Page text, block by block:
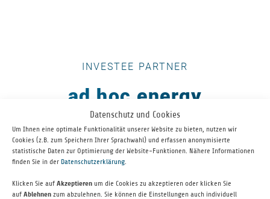
Datenschutz und Cookies
Um Ihnen eine optimale Funktionalität unserer Website zu bieten, nutzen wir
Cookies (z.B. zum Speichern Ihrer Sprachwahl) und erfassen anonymisierte
statistische Daten zur Optimierung der Website-Funktionen. Nähere Informationen
finden Sie in der Datenschutzerklärung
Klicken Sie auf Akzeptieren um die Cookies zu akzeptieren oder klicken Sie
auf Ablehnen zum abzulehnen. Sie können die Einstellungen auch individuell
INVESTEE PARTNER
ad hoc energy